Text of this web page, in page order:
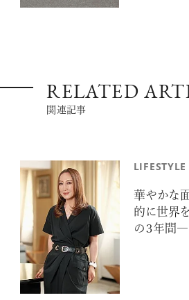
RELATED
関連記事
LIFESTYLE
華やかな
的に世界
の３年間―